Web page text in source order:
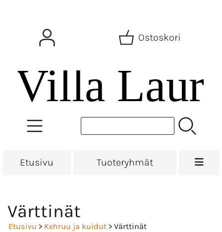
Ostoskori
Etusivu Tuoteryhmät
Värttinät
Etusivu > Kehruu ja kuidut > Värttinät